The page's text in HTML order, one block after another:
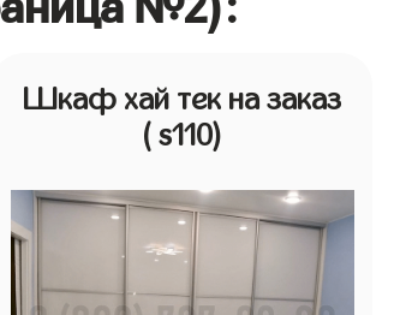
Шкаф хай тек на заказ
( s110)